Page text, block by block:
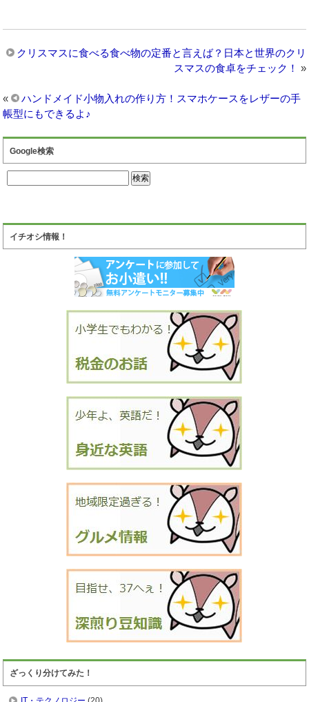
クリスマスに食べる食べ物の定番と言えば？日本と世界のクリ
スマスの食卓をチェック！ »
«
ハンドメイド小物入れの作り方！スマホケースをレザーの手
帳型にもできるよ♪
Google検索
イチオシ情報！
ざっくり分けてみた！